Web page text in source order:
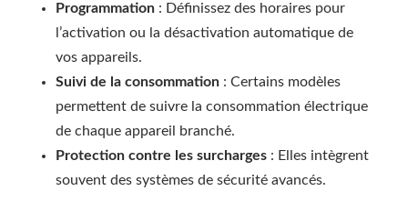
Programmation : Définissez des horaires pour
l’activation ou la désactivation automatique de
vos appareils.
Suivi de la consommation : Certains modèles
permettent de suivre la consommation électrique
de chaque appareil branché.
Protection contre les surcharges : Elles intègrent
souvent des systèmes de sécurité avancés.